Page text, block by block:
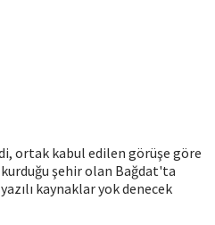
ortak kabul edilen görüşe göre
kurduğu şehir olan Bağdat'ta
kaynaklar yok denecek